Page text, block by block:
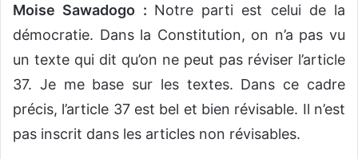
Moise Sawadogo : Notre parti est celui de la
démocratie. Dans la Constitution, on n’a pas vu
un texte qui dit qu’on ne peut pas réviser l’article
37. Je me base sur les textes. Dans ce cadre
précis, l’article 37 est bel et bien révisable. Il n’est
pas inscrit dans les articles non révisables.